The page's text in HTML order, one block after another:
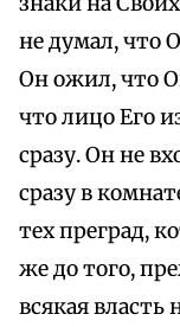
не думал, что
Он ожил, что
что лицо Его
сразу. Он не
сразу в
тех преград,
же до того,
всякая власть